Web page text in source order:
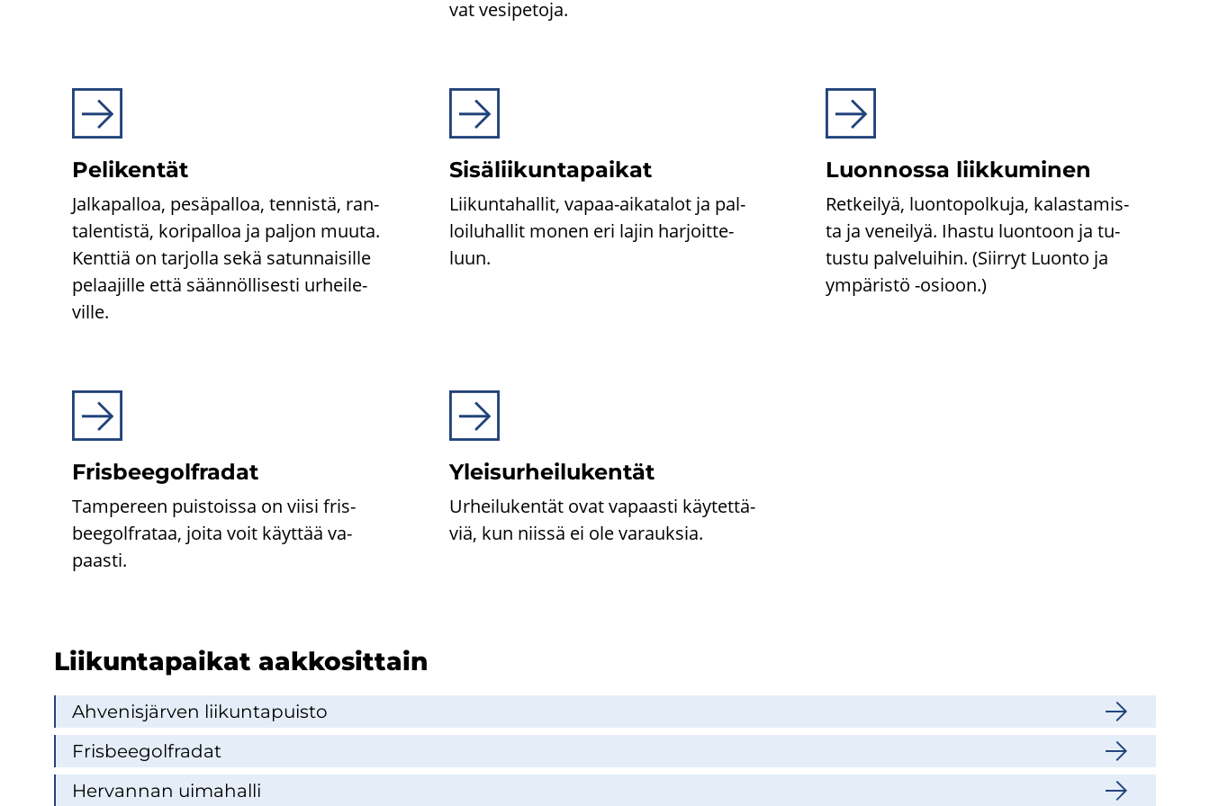
vat ve­si­pe­to­ja.
Pe­li­ken­tät
Jal­ka­pal­loa, pe­sä­pal­loa, ten­nis­tä, ran­
ta­len­tis­tä, ko­ri­pal­loa ja pal­jon muuta.
Kent­tiä on tar­jol­la sekä sa­tun­nai­sil­le
pe­laa­jil­le että sään­nöl­li­ses­ti ur­hei­le­
vil­le.
Si­sä­lii­kun­ta­pai­kat
Lii­kun­ta­hal­lit, vapaa-​aikatalot ja pal­
loi­lu­hal­lit monen eri lajin har­joit­te­
luun.
Luon­nos­sa liik­ku­mi­nen
Ret­kei­lyä, luon­to­pol­ku­ja, ka­las­ta­mis­
ta ja ve­nei­lyä. Ihas­tu luon­toon ja tu­
tus­tu pal­ve­lui­hin. (Siir­ryt Luon­to ja
ym­pä­ris­tö -​osioon.)
Fris­bee­gol­fra­dat
Tam­pe­reen puis­tois­sa on viisi fris­
bee­gol­fra­taa, joita voit käyt­tää va­
paas­ti.
Ylei­sur­hei­lu­ken­tät
Ur­hei­lu­ken­tät ovat va­paas­ti käy­tet­tä­
viä, kun niis­sä ei ole va­rauk­sia.
Lii­kun­ta­pai­kat aak­ko­sit­tain
Ah­ve­nis­jär­ven lii­kun­ta­puis­to
Fris­bee­gol­fra­dat
Her­van­nan ui­ma­hal­li